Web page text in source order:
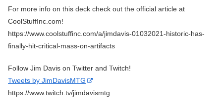
For more info on this deck check out the official article at
CoolStuffInc.com!
https://www.coolstuffinc.com/a/jimdavis-01032021-historic-has-
finally-hit-critical-mass-on-artifacts
Follow Jim Davis on Twitter and Twitch!
Tweets by JimDavisMTG
https://www.twitch.tv/jimdavismtg